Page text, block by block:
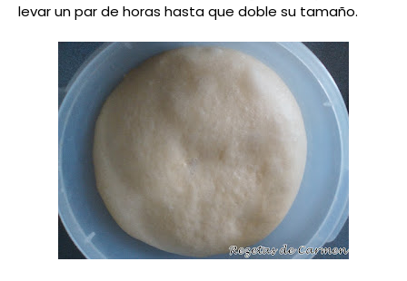
levar un par de horas hasta que doble su tamaño.